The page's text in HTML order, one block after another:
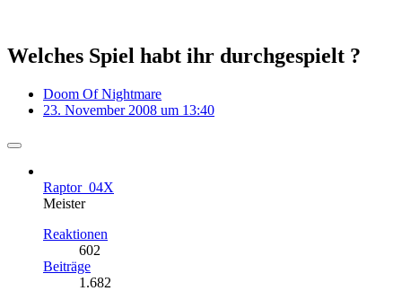
Welches Spiel habt ihr durchgespielt ?
Doom Of Nightmare
23. November 2008 um 13:40
Raptor_04X
Meister
Reaktionen
602
Beiträge
1.682